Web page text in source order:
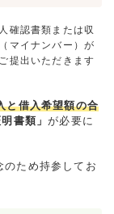
確認書類または収
マイナンバー）が
提出いただきます
と借入希望額の合
明書類」が必要に
のため持参してお